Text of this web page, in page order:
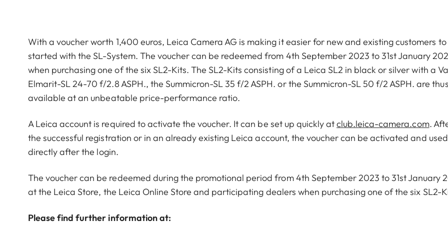
With a voucher worth 1,400 euros, Leica Camera AG is making it easier for new and existing customers
started with the SL-System. The voucher can be redeemed from 4th September 2023 to 31st January
when purchasing one of the six SL2-Kits. The SL2-Kits consisting of a Leica SL2 in black or silver with a
Elmarit-SL 24-70 f/2.8 ASPH., the Summicron-SL 35 f/2 ASPH. or the Summicron-SL 50 f/2 ASPH. are thus
available at an unbeatable price-performance ratio.
A Leica account is required to activate the voucher. It can be set up quickly atclub.leica-camera.com.
the successful registration or in an already existing Leica account, the voucher can be activated and used
directly after the login.
The voucher can be redeemed during the promotional period from 4th September 2023 to 31st January
at the Leica Store, the Leica Online Store and participating dealers when purchasing one of the six SL2-
Please find further information at: